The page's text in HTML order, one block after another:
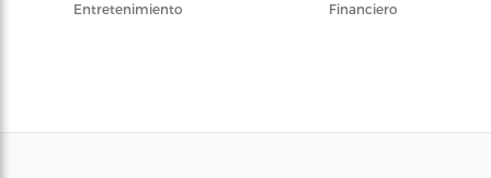
Entretenimiento
Financiero